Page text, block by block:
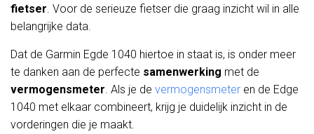
fietser. Voor de serieuze fietser die graag inzicht wil in alle
belangrijke data.
Dat de Garmin Egde 1040 hiertoe in staat is, is onder meer
te danken aan de perfecte samenwerking met de
vermogensmeter. Als je de vermogensmeter en de Edge
1040 met elkaar combineert, krijg je duidelijk inzicht in de
vorderingen die je maakt.